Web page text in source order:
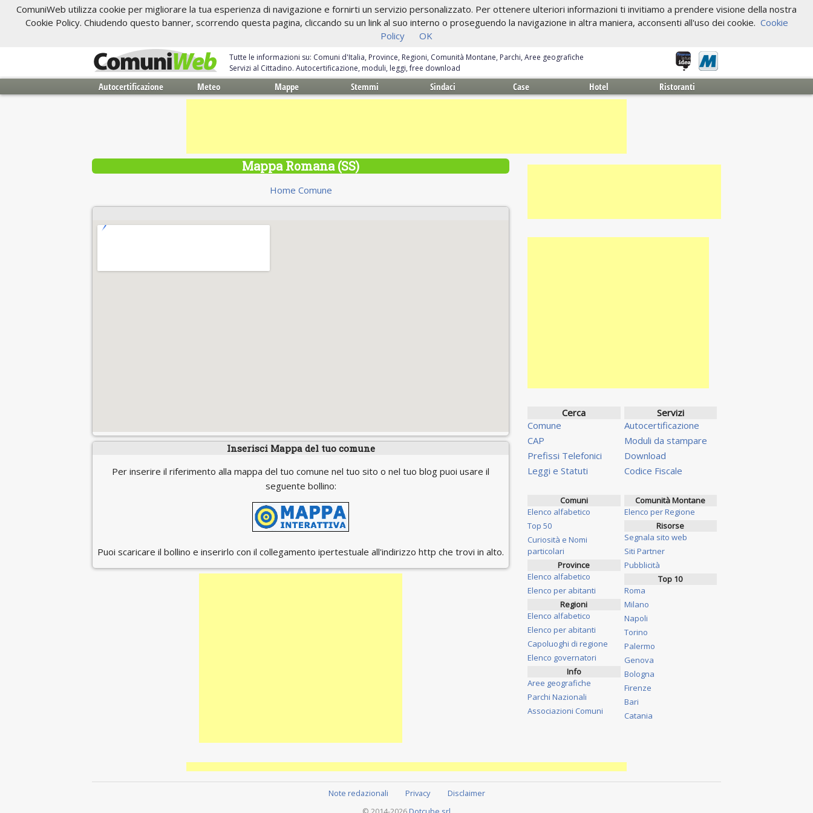
ComuniWeb utilizza cookie per migliorare la tua esperienza di navigazione e fornirti un servizio personalizzato. Per ottenere ulteriori informazioni ti invitiamo a prendere visione della nostra
Cookie Policy. Chiudendo questo banner, scorrendo questa pagina, cliccando su un link al suo interno o proseguendo la navigazione in altra maniera, acconsenti all'uso dei cookie. Cookie
Policy
OK
Tutte le informazioni su: Comuni d'Italia, Province, Regioni, Comunità Montane, Parchi, Aree geografiche
Servizi al Cittadino. Autocertificazione, moduli, leggi, free download
Autocertificazione Meteo Mappe Stemmi Sindaci Case Hotel Ristoranti
Mappa Romana (SS)
Home Comune
Inserisci Mappa del tuo comune
Per inserire il riferimento alla mappa del tuo comune nel tuo sito o nel tuo blog puoi usare il
seguente bollino:
Puoi scaricare il bollino e inserirlo con il collegamento ipertestuale all'indirizzo http che trovi in alto.
Cerca
Comune
CAP
Prefissi Telefonici
Leggi e Statuti
Servizi
Autocertificazione
Moduli da stampare
Download
Codice Fiscale
Comuni
Elenco alfabetico
Top 50
Curiosità e Nomi
particolari
Province
Elenco alfabetico
Elenco per abitanti
Regioni
Elenco alfabetico
Elenco per abitanti
Capoluoghi di regione
Elenco governatori
Info
Aree geografiche
Parchi Nazionali
Associazioni Comuni
Comunità Montane
Elenco per Regione
Risorse
Segnala sito web
Siti Partner
Pubblicità
Top 10
Roma
Milano
Napoli
Torino
Palermo
Genova
Bologna
Firenze
Bari
Catania
Note redazionali Privacy
Disclaimer